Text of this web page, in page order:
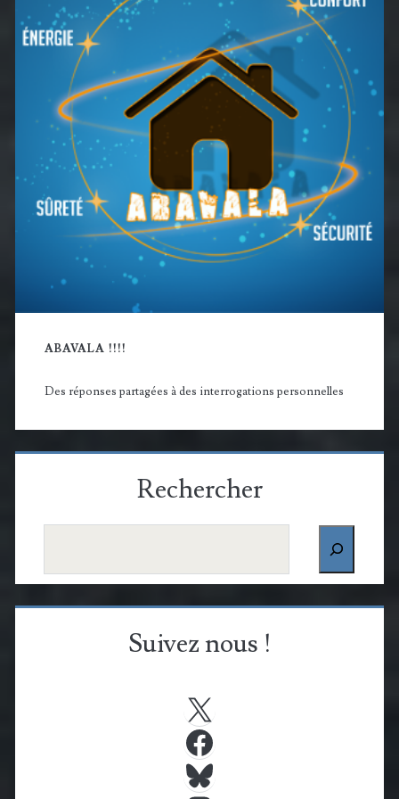
principale
ABAVALA !!!!
Des réponses partagées à des interrogations personnelles
Rechercher
Suivez nous !